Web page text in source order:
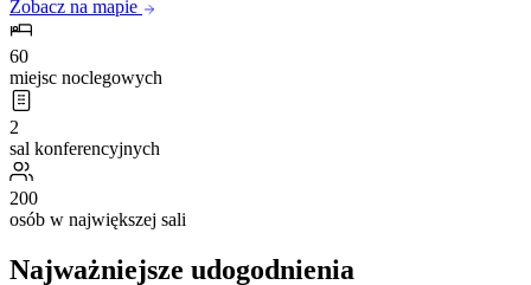
Zobacz na mapie
60
miejsc noclegowych
2
sal konferencyjnych
200
osób w największej sali
Najważniejsze udogodnienia